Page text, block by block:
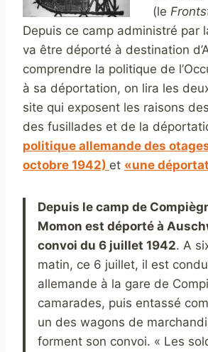
(le
Depuis ce camp administré par
va être déporté à destination
comprendre la politique de
à sa déportation, on lira les
site qui exposent les raisons
des fusillades et de la
politique allemande des
octobre 1942) et «une
Depuis le camp de
Momon est déporté à A
convoi du 6 juillet 1942. A
matin, ce 6 juillet, il est
allemande à la gare de
camarades, puis entassé
un des wagons de
forment son convoi. « Les